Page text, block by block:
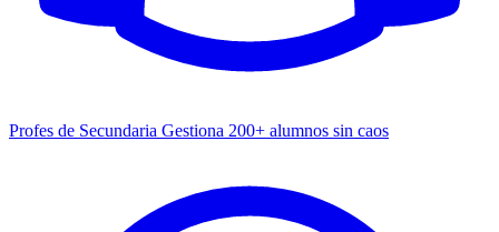
Profes de Secundaria Gestiona 200+ alumnos sin caos